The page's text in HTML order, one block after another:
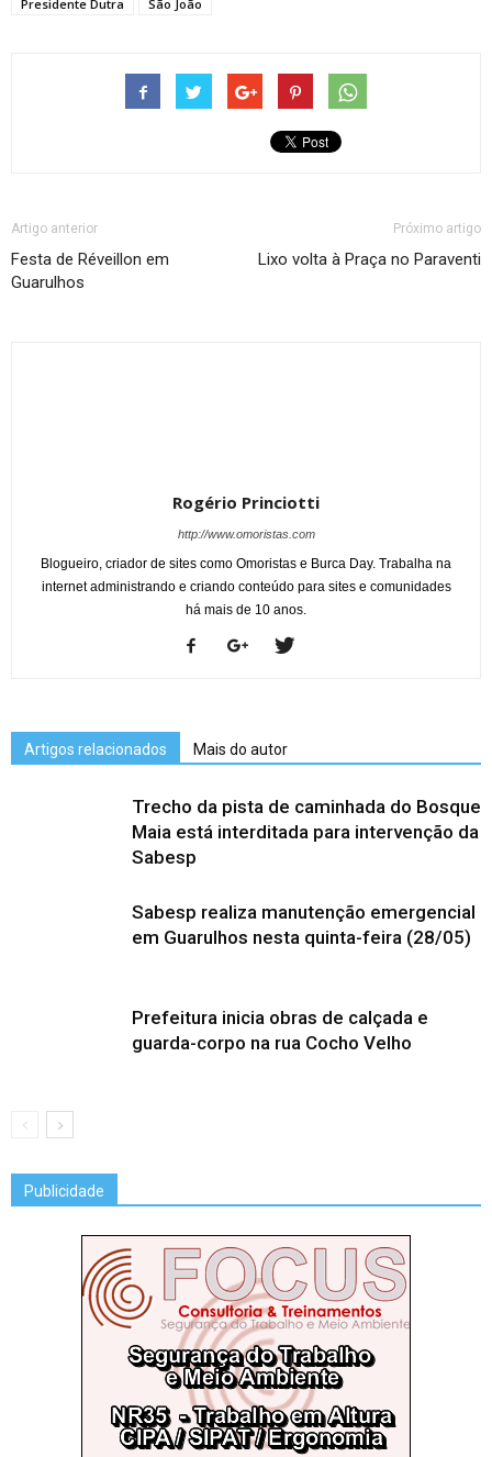
Presidente Dutra São João
Artigo anterior
Festa de Réveillon em
Guarulhos
Próximo artigo
Lixo volta à Praça no Paraventi
Rogério Princiotti
http://www.omoristas.com
Blogueiro, criador de sites como Omoristas e Burca Day. Trabalha na
internet administrando e criando conteúdo para sites e comunidades
há mais de 10 anos.
Artigos relacionados Mais do autor
Trecho da pista de caminhada do Bosque
Maia está interditada para intervenção da
Sabesp
Sabesp realiza manutenção emergencial
em Guarulhos nesta quinta-feira (28/05)
Prefeitura inicia obras de calçada e
guarda-corpo na rua Cocho Velho
Publicidade